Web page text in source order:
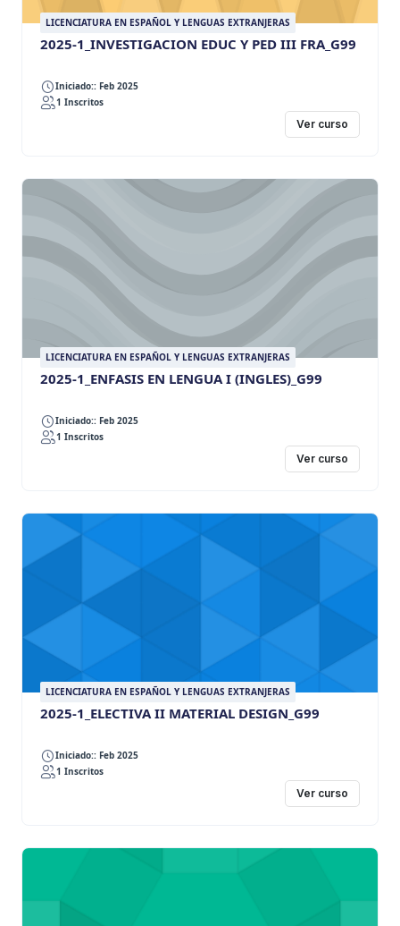
LICENCIATURA EN ESPAÑOL Y LENGUAS EXTRANJERAS
2025-1_INVESTIGACION EDUC Y PED III FRA_G99
Iniciado:: Feb 2025
1 Inscritos
Ver curso
LICENCIATURA EN ESPAÑOL Y LENGUAS EXTRANJERAS
2025-1_ENFASIS EN LENGUA I (INGLES)_G99
Iniciado:: Feb 2025
1 Inscritos
Ver curso
LICENCIATURA EN ESPAÑOL Y LENGUAS EXTRANJERAS
2025-1_ELECTIVA II MATERIAL DESIGN_G99
Iniciado:: Feb 2025
1 Inscritos
Ver curso